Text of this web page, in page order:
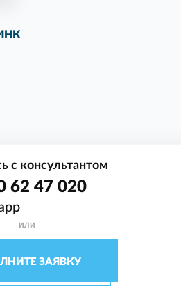
с консультантом
62 47 020
ИЛИ
ЗАЯВКУ